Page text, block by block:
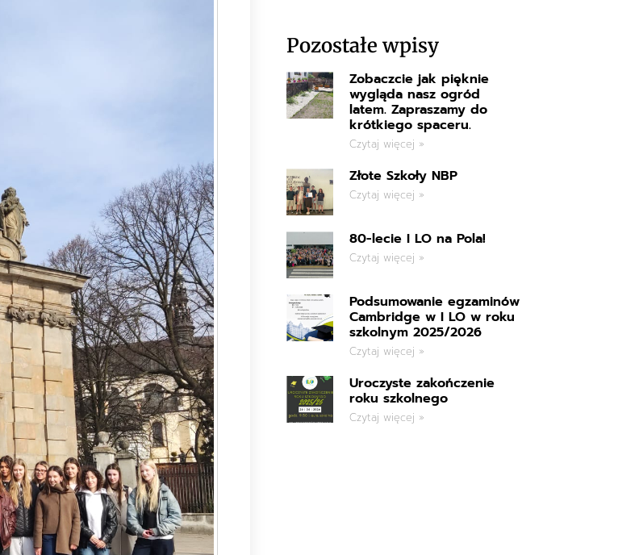
Pozostałe wpisy
Zobaczcie jak pięknie
wygląda nasz ogród
latem. Zapraszamy do
krótkiego spaceru.
Czytaj więcej »
Złote Szkoły NBP
Czytaj więcej »
80-lecie I LO na Pola!
Czytaj więcej »
Podsumowanie egzaminów
Cambridge w I LO w roku
szkolnym 2025/2026
Czytaj więcej »
Uroczyste zakończenie
roku szkolnego
Czytaj więcej »